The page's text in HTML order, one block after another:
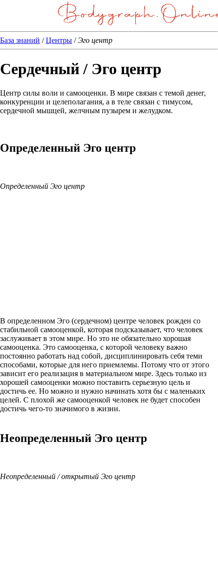
База знаний /Центры /Эго центр
Сердечный / Эго центр
Центр силы воли и самооценки. В мире связан с темой денег,
конкуренции и целеполагания, а в теле связан с тимусом,
сердечной мышцей, желчным пузырем и желудком.
Определенный Эго центр
Определенный Эго центр
В определенном Эго (сердечном) центре человек рожден со
стабильной самооценкой, которая подсказывает, что человек
заслуживает в этом мире. Но это не обязательно хорошая
самооценка. Это самооценка, с которой человеку важно
постоянно работать над собой, дисциплинировать себя теми
способами, которые для него приемлемы. Потому что от этого
зависит его реализация в материальном мире. Здесь только из
хорошей самооценки можно поставить серьезную цель и
достичь ее. Но можно и нужно начинать хотя бы с маленьких
целей. С плохой же самооценкой человек не будет способен
достичь чего-то значимого в жизни.
Неопределенный Эго центр
Неопределенный / открытый Эго центр